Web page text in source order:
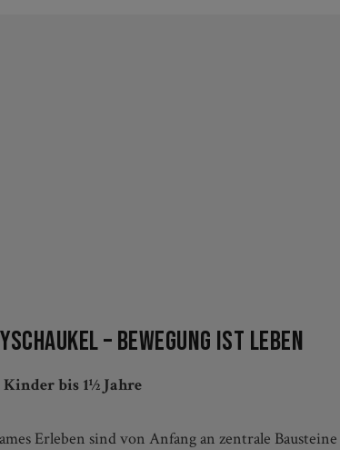
– Bewegung ist Leben
bis 1½ Jahre
Erleben sind von Anfang an zentrale Bausteine